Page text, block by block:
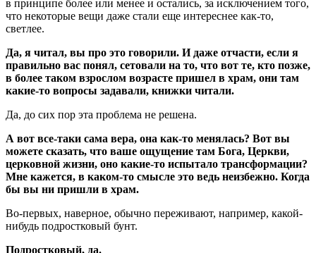
в принципе более или менее и остались, за исключением того,
что некоторые вещи даже стали еще интереснее как-то,
светлее.
Да, я читал, вы про это говорили. И даже отчасти, если я
правильно вас понял, сетовали на то, что вот те, кто позже,
в более таком взрослом возрасте пришел в храм, они там
какие-то вопросы задавали, книжки читали.
Да, до сих пор эта проблема не решена.
А вот все-таки сама вера, она как-то менялась? Вот вы
можете сказать, что ваше ощущение там Бога, Церкви,
церковной жизни, оно какие-то испытало трансформации?
Мне кажется, в каком-то смысле это ведь неизбежно. Когда
бы вы ни пришли в храм.
Во-первых, наверное, обычно переживают, например, какой-
нибудь подростковый бунт.
Подростковый, да.